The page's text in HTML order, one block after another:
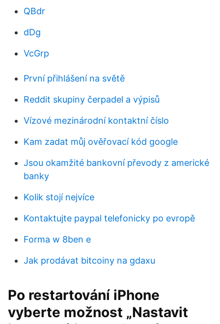
QBdr
dDg
VcGrp
První přihlášení na světě
Reddit skupiny čerpadel a výpisů
Vízové ​​mezinárodní kontaktní číslo
Kam zadat můj ověřovací kód google
Jsou okamžité bankovní převody z americké
banky
Kolik stojí nejvíce
Kontaktujte paypal telefonicky po evropě
Forma w 8ben e
Jak prodávat bitcoiny na gdaxu
Po restartování iPhone
vyberte možnost „Nastavit